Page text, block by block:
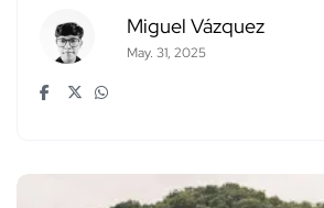
Miguel Vázquez
May. 31, 2025